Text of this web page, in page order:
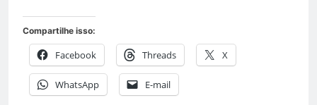
Compartilhe isso:
Facebook Threads X
WhatsApp E-mail